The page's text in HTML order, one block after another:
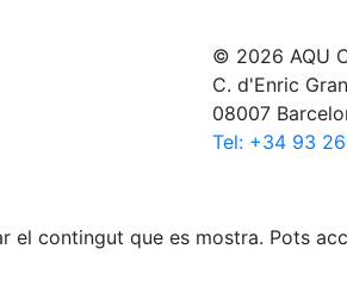
© 2026 AQU
C. d'Enric
08007
Tel: +34 93
el contingut que es mostra. Pots